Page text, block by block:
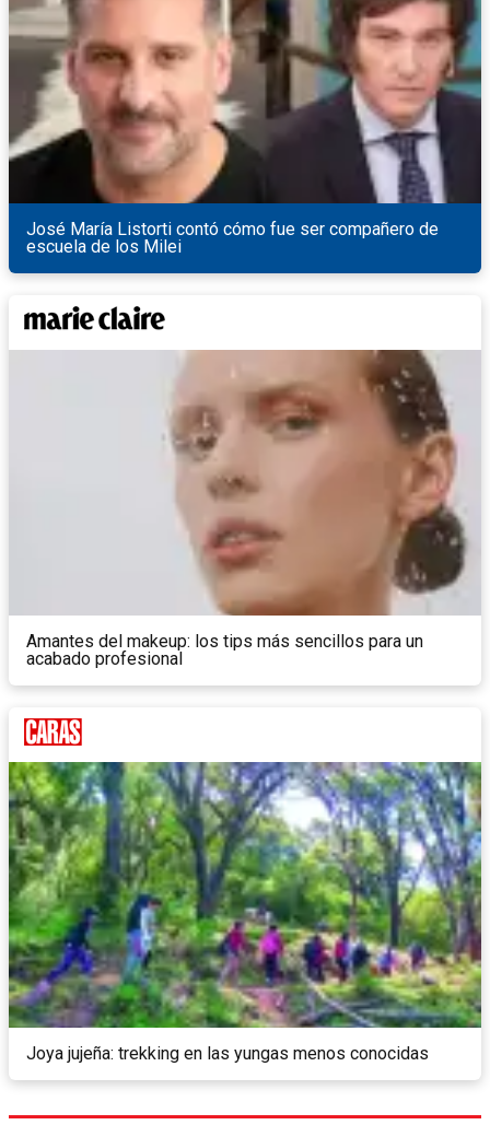
José María Listorti contó cómo fue ser compañero de
escuela de los Milei
Amantes del makeup: los tips más sencillos para un
acabado profesional
Joya jujeña: trekking en las yungas menos conocidas